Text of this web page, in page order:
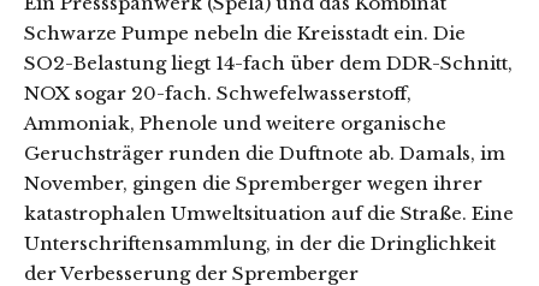
Schwarze Pumpe nebeln die Kreisstadt ein. Die
SO2-Belastung liegt 14-fach über dem DDR-Schnitt,
NOX sogar 20-fach. Schwefelwasserstoff,
Ammoniak, Phenole und weitere organische
Geruchsträger runden die Duftnote ab. Damals, im
November, gingen die Spremberger wegen ihrer
katastrophalen Umweltsituation auf die Straße. Eine
Unterschriftensammlung, in der die Dringlichkeit
der Verbesserung der Spremberger